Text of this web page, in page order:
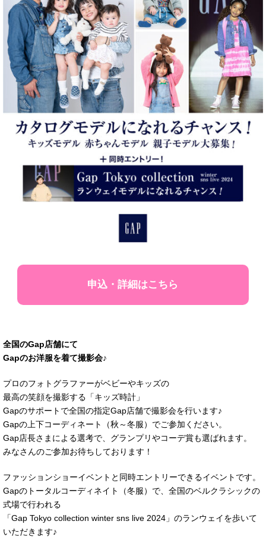
申込・詳細はこちら
全国のGap店舗にて
Gapのお洋服を着て撮影会♪
プロのフォトグラファーがベビーやキッズの
最高の笑顔を撮影する「キッズ時計」
Gapのサポートで全国の指定Gap店舗で撮影会を行います♪
Gapの上下コーディネート（秋～冬服）でご参加ください。
Gap店長さまによる選考で、グランプリやコーデ賞も選ばれます。
みなさんのご参加お待ちしております！
ファッションショーイベントと同時エントリーできるイベントです。
Gapのトータルコーディネイト（冬服）で、全国のベルクラシックの
式場で行われる
「Gap Tokyo collection winter sns live 2024」のランウェイを歩いて
いただきます♪